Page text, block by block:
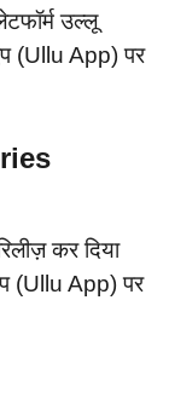
उल्लू
(Ullu App) पर
कर दिया
(Ullu App) पर